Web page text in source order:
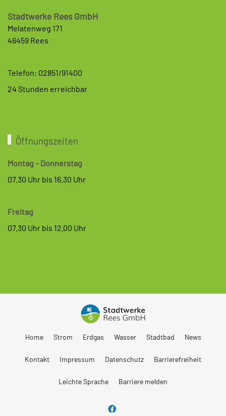
Stadtwerke Rees GmbH
Melatenweg 171
46459 Rees
Telefon: 02851/91400
24 Stunden erreichbar
Öffnungszeiten
Montag – Donnerstag
07.30 Uhr bis 16.30 Uhr
Freitag
07.30 Uhr bis 12.00 Uhr
Home Strom Erdgas Wasser Stadtbad News
Kontakt Impressum Datenschutz Barrierefreiheit
Leichte Sprache Barriere melden